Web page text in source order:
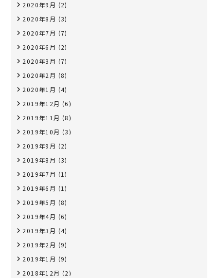
2020年9月 (2)
2020年8月 (3)
2020年7月 (7)
2020年6月 (2)
2020年3月 (7)
2020年2月 (8)
2020年1月 (4)
2019年12月 (6)
2019年11月 (8)
2019年10月 (3)
2019年9月 (2)
2019年8月 (3)
2019年7月 (1)
2019年6月 (1)
2019年5月 (8)
2019年4月 (6)
2019年3月 (4)
2019年2月 (9)
2019年1月 (9)
2018年12月 (2)